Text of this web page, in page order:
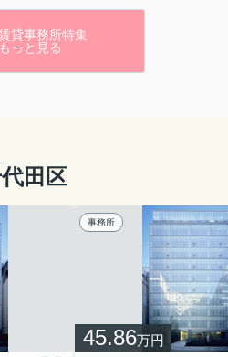
貸事務所特集
っと見る
田区
事務所
45.86万円